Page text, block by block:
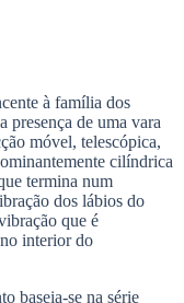
à família dos
presença de uma vara
móvel, telescópica,
cilíndrica
termina num
dos lábios do
que é
interior do
baseia-se na série